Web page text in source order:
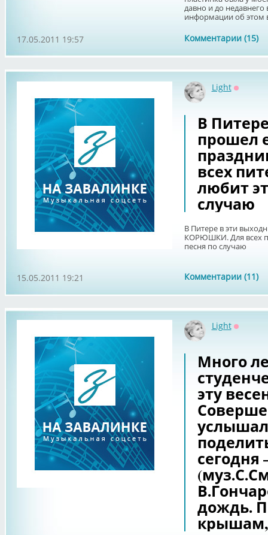
давно и до
информации об этом
Комментарии (15)
17.05.2011 19:57
Light
В
прошел
всех
любит
случаю
В Питере в эти
КОРЮШКИ. Для всех
песня по случаю
Комментарии (11)
15.05.2011 19:21
Light
Много
эту
дождь.
крышам,